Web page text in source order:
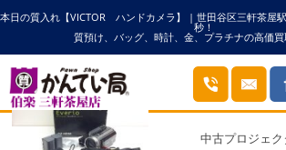
本日の質入れ【VICTOR ハンドカメラ】 | 世田谷区三軒茶屋
秒！
質預け、バッグ、時計、金、プラチナの高価
HOME ビクターの記事一覧
ブログ
中古プロジェク